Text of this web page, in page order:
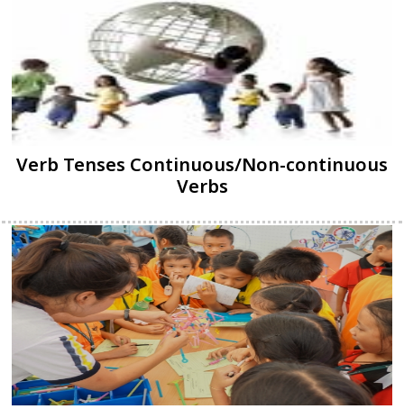
Verb Tenses Continuous/Non-continuous
Verbs